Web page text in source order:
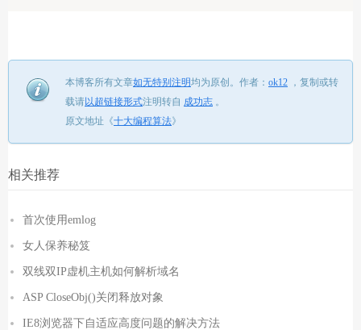
本博客所有文章如无特别注明均为原创。 作者： ok12 ， 复制或转
载请以超链接形式注明转自 成功志 。
原文地址《十大编程算法》
相关推荐
首次使用emlog
女人保养秘笈
双线双IP虚机主机如何解析域名
ASP CloseObj()关闭释放对象
IE8浏览器下自适应高度问题的解决方法